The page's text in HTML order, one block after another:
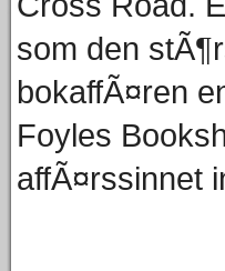
som den
bokaffÃ¤ren
Foyles
affÃ¤rssinnet